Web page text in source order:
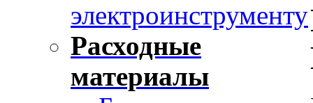
электроинструменту
Расходные
материалы